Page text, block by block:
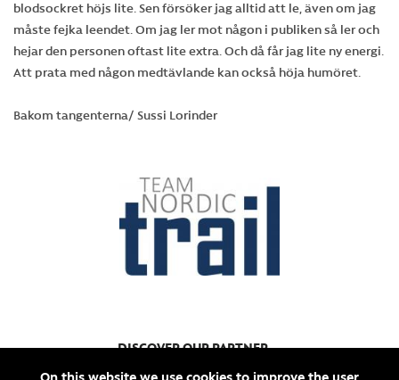
blodsockret höjs lite. Sen försöker jag alltid att le, även om jag
måste fejka leendet. Om jag ler mot någon i publiken så ler och
hejar den personen oftast lite extra. Och då får jag lite ny energi.
Att prata med någon medtävlande kan också höja humöret.
Bakom tangenterna/ Sussi Lorinder
DISCOVER OUR PARTNERTEAM